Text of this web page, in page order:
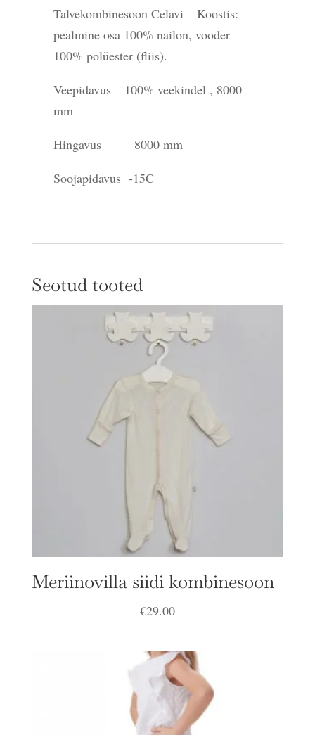
Talvekombinesoon Celavi – Koostis:
pealmine osa 100% nailon, vooder
100% polüester (fliis).
Veepidavus – 100% veekindel , 8000
mm
Hingavus – 8000 mm
Soojapidavus -15C
Seotud tooted
Meriinovilla siidi kombinesoon
€29.00